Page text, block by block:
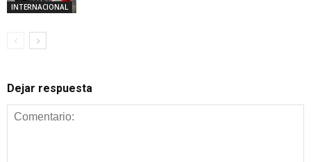
INTERNACIONAL
Dejar respuesta